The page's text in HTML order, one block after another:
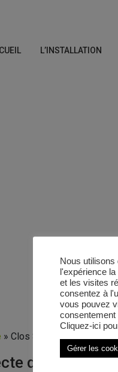
L’INSTALLATION
» Clos Saint-Louis
de Clos
Nous
l'expérience
et les visites
consentez à
vous pouvez
consentement
Cliquez-ici
Gérer les